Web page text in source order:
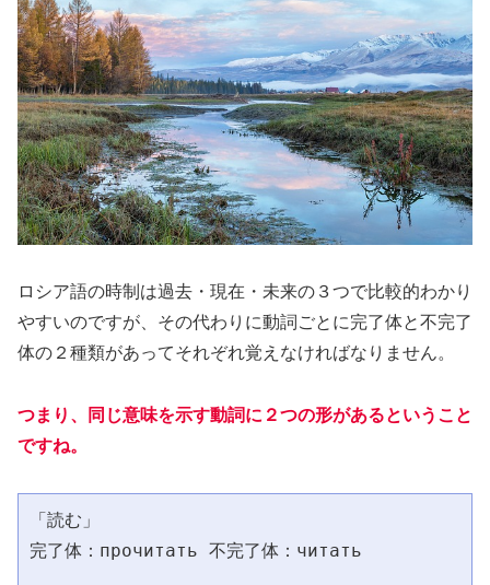
ロシア語の時制は過去・現在・未来の３つで比較的わかり
やすいのですが、その代わりに動詞ごとに完了体と不完了
体の２種類があってそれぞれ覚えなければなりません。
つまり、同じ意味を示す動詞に２つの形があるということ
ですね。
「読む」
完了体：прочитать 不完了体：читать